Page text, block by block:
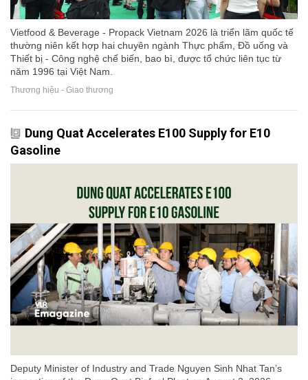
Vietfood & Beverage - Propack Vietnam 2026 là triển lãm quốc tế
thường niên kết hợp hai chuyên ngành Thực phẩm, Đồ uống và
Thiết bị - Công nghệ chế biến, bao bì, được tổ chức liên tục từ
năm 1996 tại Việt Nam.
Thương hiệu - Giao thương
Dung Quat Accelerates E100 Supply for E10
Gasoline
Deputy Minister of Industry and Trade Nguyen Sinh Nhat Tan’s